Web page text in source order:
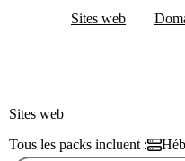
Sites web
Sites web
Tous les packs incluent :